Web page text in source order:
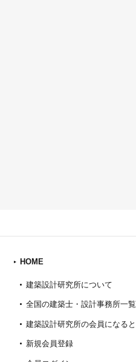
HOME
建築設計研究所について
全国の建築士・設計事務所一覧
建築設計研究所の会員になると
新規会員登録